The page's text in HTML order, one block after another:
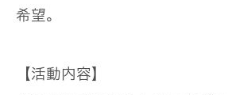
希望。
【活動内容】